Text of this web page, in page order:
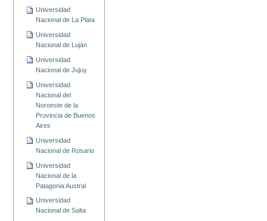
Universidad
Nacional de La Plata
Universidad
Nacional de Luján
Universidad
Nacional de Jujuy
Universidad
Nacional del
Noroeste de la
Provincia de Buenos
Aires
Universidad
Nacional de Rosario
Universidad
Nacional de la
Patagonia Austral
Universidad
Nacional de Salta